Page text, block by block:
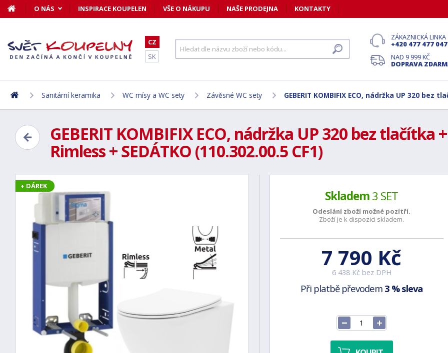
O NÁS INSPIRACE KOUPELEN VŠE O NÁKUPU NAŠE PRODEJNA KONTAKTY
CZ
SK
ZÁKAZNICKÁ LINKA
+420 477 477 047
NAD 9 999 KČ
DOPRAVA
Sanitární keramika WC mísy a WC sety Závěsné WC sety GEBERIT KOMBIFIX ECO, nádržka UP 320 bez
GEBERIT KOMBIFIX ECO, nádržka UP 320 bez tlačítka
Rimless + SEDÁTKO (110.302.00.5 CF1)
+ DÁREK
Skladem3 SET
Odeslání zboží možné pozítří.
Zboží je k dispozici skladem.
7 790 Kč
6 438 Kč bez DPH
Při platbě převodem 3 % sleva